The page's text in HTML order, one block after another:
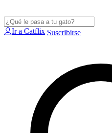
Ir a Catflix Suscribirse